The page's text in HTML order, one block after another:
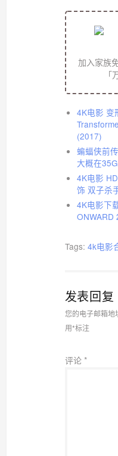
加入家族
4K电影 变
(2017)
蝙蝠侠前
大概在
4K电影
饰 双子杀
4K电影下
ONWARD
Tags: 4k电影
发表回复
您的电子邮箱地
用*标注
评论 *